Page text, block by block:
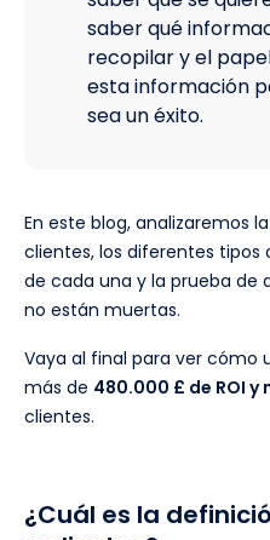
saber qué
recopilar y el
esta información
sea un éxito.
En este blog, analizaremos
clientes, los diferentes tipos
de cada una y la prueba de
no están muertas.
Vaya al final para ver cómo
más de 480.000 £ de ROI y
clientes.
¿Cuál es la